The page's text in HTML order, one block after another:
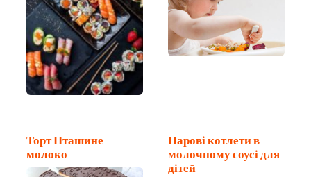
Торт Пташине
молоко
Парові котлети в
молочному соусі для
дітей